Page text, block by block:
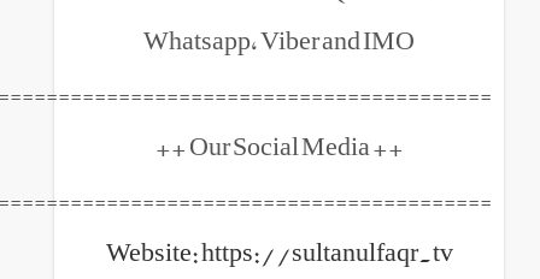
Whatsapp, Viber and
Website: https://